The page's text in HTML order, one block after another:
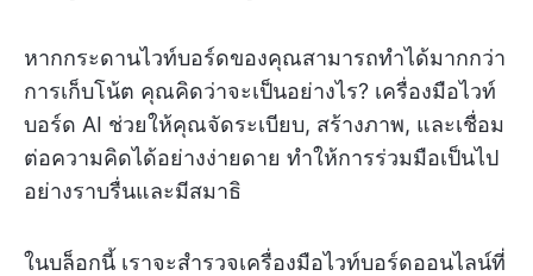
หากกระดานไวท์บอร์ดของคุณสามารถทำได้มากกว่า
การเก็บโน้ต คุณคิดว่าจะเป็นอย่างไร? เครื่องมือไวท์
บอร์ด AI ช่วยให้คุณจัดระเบียบ, สร้างภาพ, และเชื่อม
ต่อความคิดได้อย่างง่ายดาย ทำให้การร่วมมือเป็นไป
อย่างราบรื่นและมีสมาธิ
ในบล็อกนี้ เราจะสำรวจเครื่องมือไวท์บอร์ดออนไลน์ที่